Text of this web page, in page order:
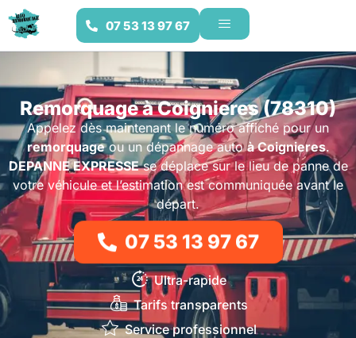
07 53 13 97 67
Remorquage à Coignieres (78310)
Appelez dès maintenant le numéro affiché pour un
remorquageou un dépannage autoà Coignieres.
DEPANNE EXPRESSEse déplace sur le lieu de panne de
votre véhicule et l’estimation est communiquée avant le
départ.
07 53 13 97 67
Ultra-rapide
Tarifs transparents
Service professionnel